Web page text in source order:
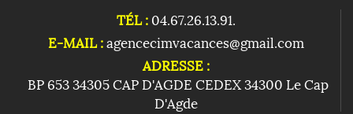
TÉL :04.67.26.13.91.
E-MAIL :agencecimvacances@gmail.com
ADRESSE :
BP 653 34305 CAP D'AGDE CEDEX 34300 Le Cap
D'Agde